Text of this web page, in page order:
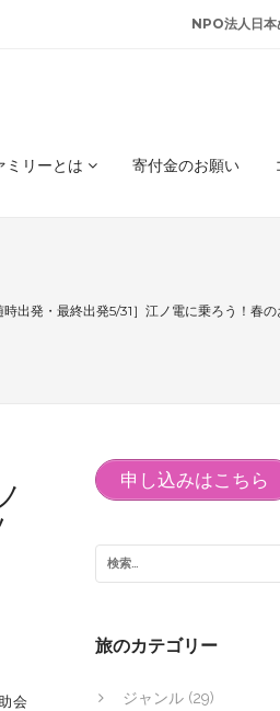
NPO法人日本
ミリーとは 寄付金のお願い
時出発・最終出発5/31］江ノ電に乗ろう！春
会
申し込みはこちら
旅のカテゴリー
ジャンル (29)